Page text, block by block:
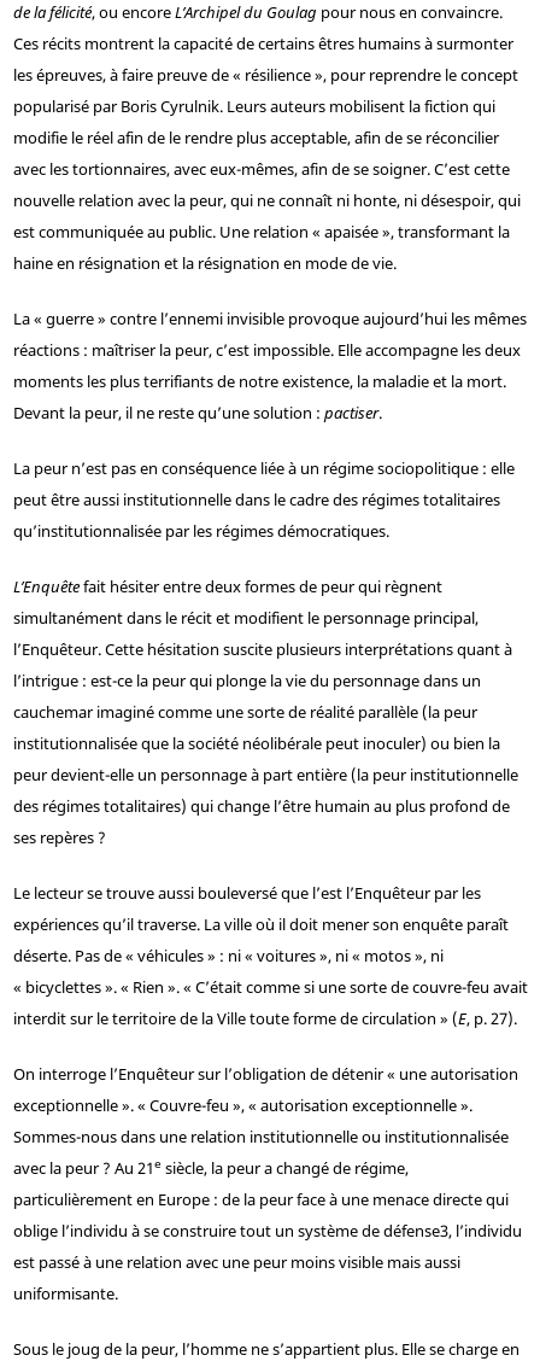
de la félicité, ou encoreL’Archipel du Goulag pour nous en convaincre.
Ces récits montrent la capacité de certains êtres humains à surmonter
les épreuves, à faire preuve de « résilience », pour reprendre le concept
popularisé par Boris Cyrulnik. Leurs auteurs mobilisent la fiction qui
modifie le réel afin de le rendre plus acceptable, afin de se réconcilier
avec les tortionnaires, avec eux-mêmes, afin de se soigner. C’est cette
nouvelle relation avec la peur, qui ne connaît ni honte, ni désespoir, qui
est communiquée au public. Une relation « apaisée », transformant la
haine en résignation et la résignation en mode de vie.
La « guerre » contre l’ennemi invisible provoque aujourd’hui les mêmes
réactions : maîtriser la peur, c’est impossible. Elle accompagne les deux
moments les plus terrifiants de notre existence, la maladie et la mort.
Devant la peur, il ne reste qu’une solution : pactiser.
La peur n’est pas en conséquence liée à un régime sociopolitique : elle
peut être aussi institutionnelle dans le cadre des régimes totalitaires
qu’institutionnalisée par les régimes démocratiques.
L’Enquêtefait hésiter entre deux formes de peur qui règnent
simultanément dans le récit et modifient le personnage principal,
l’Enquêteur. Cette hésitation suscite plusieurs interprétations quant à
l’intrigue : est-ce la peur qui plonge la vie du personnage dans un
cauchemar imaginé comme une sorte de réalité parallèle (la peur
institutionnalisée que la société néolibérale peut inoculer) ou bien la
peur devient-elle un personnage à part entière (la peur institutionnelle
des régimes totalitaires) qui change l’être humain au plus profond de
ses repères ?
Le lecteur se trouve aussi bouleversé que l’est l’Enquêteur par les
expériences qu’il traverse. La ville où il doit mener son enquête paraît
déserte. Pas de « véhicules » : ni « voitures », ni « motos », ni
« bicyclettes ». « Rien ». « C’était comme si une sorte de couvre-feu avait
interdit sur le territoire de la Ville toute forme de circulation » (E, p. 27).
On interroge l’Enquêteur sur l’obligation de détenir « une autorisation
exceptionnelle ». « Couvre-feu », « autorisation exceptionnelle ».
Sommes-nous dans une relation institutionnelle ou institutionnalisée
avec la peur ? Au 21e siècle, la peur a changé de régime,
particulièrement en Europe : de la peur face à une menace directe qui
oblige l’individu à se construire tout un système de défense3, l’individu
est passé à une relation avec une peur moins visible mais aussi
uniformisante.
Sous le joug de la peur, l’homme ne s’appartient plus. Elle se charge en